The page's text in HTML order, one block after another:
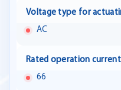
Voltage type for
AC
Rated operation current
66